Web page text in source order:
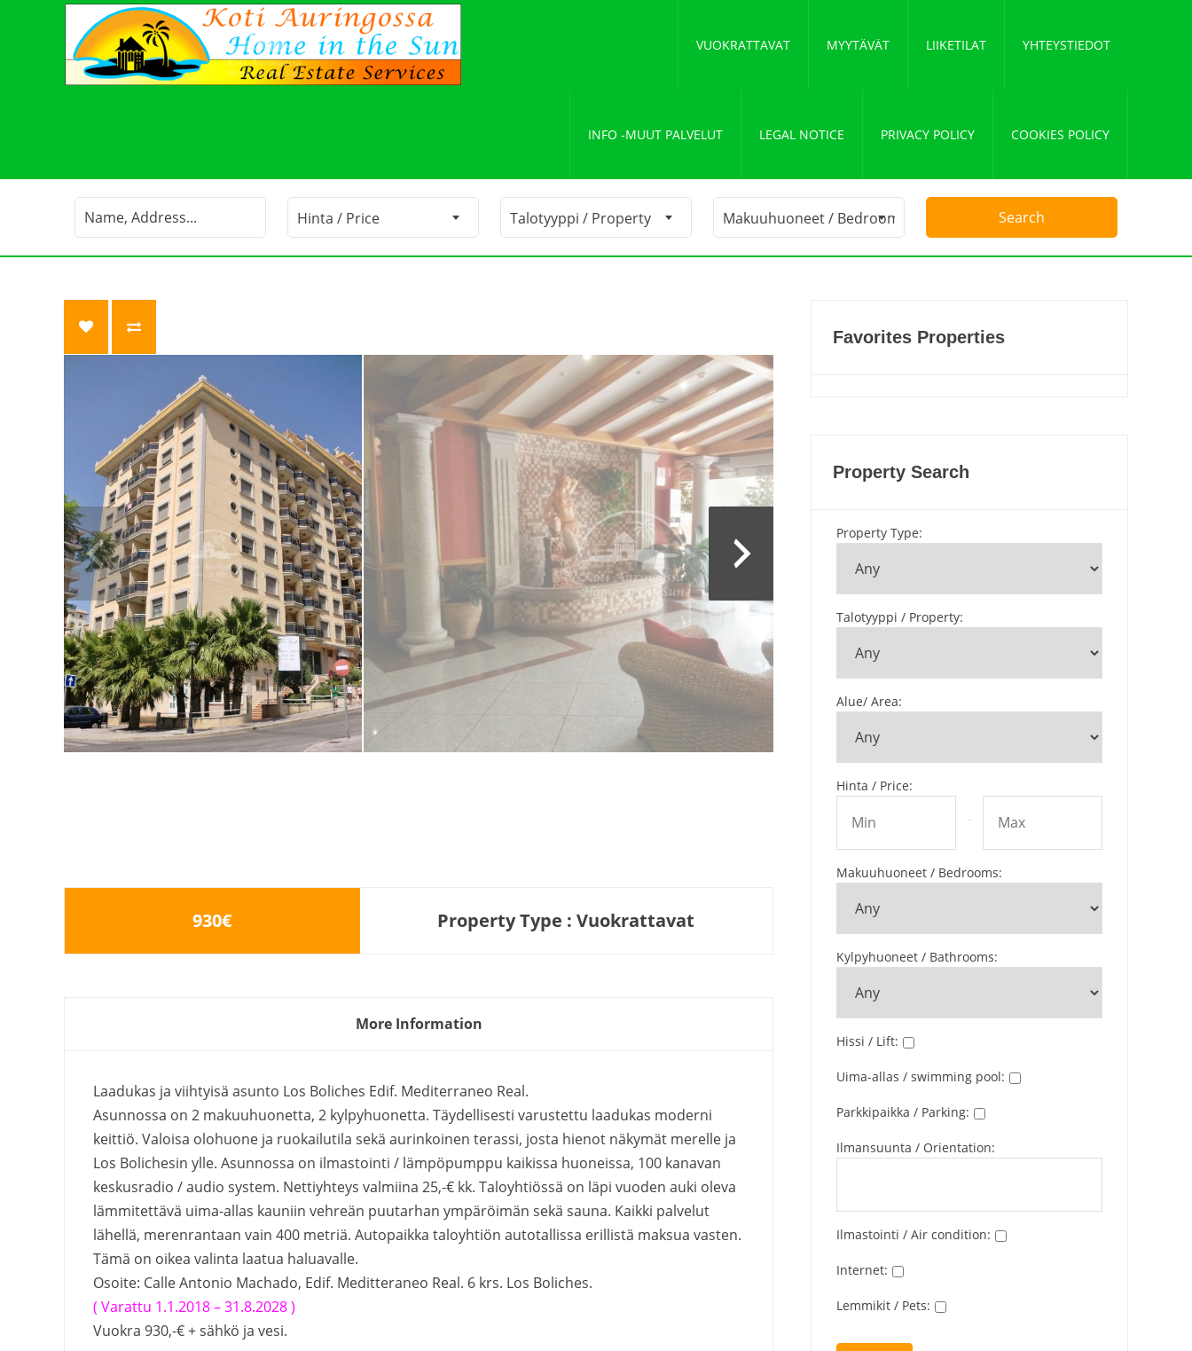
VUOKRATTAVAT MYYTÄVÄT LIIKETILAT YHTEYSTIEDOT
INFO -MUUT PALVELUT LEGAL NOTICE PRIVACY POLICY COOKIES POLICY
930€ Property Type : Vuokrattavat
More Information
Laadukas ja viihtyisä asunto Los Boliches Edif. Mediterraneo Real.
Asunnossa on 2 makuuhuonetta, 2 kylpyhuonetta. Täydellisesti varustettu laadukas moderni
keittiö. Valoisa olohuone ja ruokailutila sekä aurinkoinen terassi, josta hienot näkymät merelle ja
Los Bolichesin ylle. Asunnossa on ilmastointi / lämpöpumppu kaikissa huoneissa, 100 kanavan
keskusradio / audio system. Nettiyhteys valmiina 25,-€ kk. Taloyhtiössä on läpi vuoden auki oleva
lämmitettävä uima-allas kauniin vehreän puutarhan ympäröimän sekä sauna. Kaikki palvelut
lähellä, merenrantaan vain 400 metriä. Autopaikka taloyhtiön autotallissa erillistä maksua vasten.
Tämä on oikea valinta laatua haluavalle.
Osoite: Calle Antonio Machado, Edif. Meditteraneo Real. 6 krs. Los Boliches.
( Varattu 1.1.2018 –31.8.2028 )
Vuokra 930,-€ + sähkö ja vesi.
Favorites Properties
Property Search
Property Type:
Talotyyppi / Property:
Alue/ Area:
Hinta / Price:
-
Makuuhuoneet / Bedrooms:
Kylpyhuoneet / Bathrooms:
Hissi / Lift:
Uima-allas / swimming pool:
Parkkipaikka / Parking:
Ilmansuunta / Orientation:
Ilmastointi / Air condition:
Internet:
Lemmikit / Pets: